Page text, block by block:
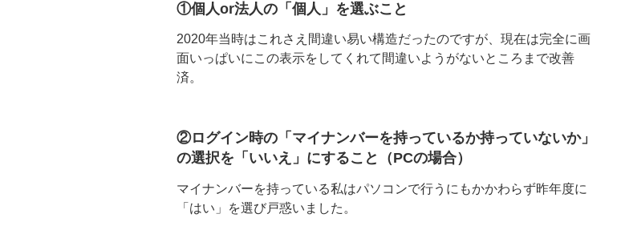
①個人or法人の「個人」を選ぶこと
2020年当時はこれさえ間違い易い構造だったのですが、現在は完全に画
面いっぱいにこの表示をしてくれて間違いようがないところまで改善
済。
②ログイン時の「マイナンバーを持っているか持っていないか」
の選択を「いいえ」にすること（PCの場合）
マイナンバーを持っている私はパソコンで行うにもかかわらず昨年度に
「はい」を選び戸惑いました。